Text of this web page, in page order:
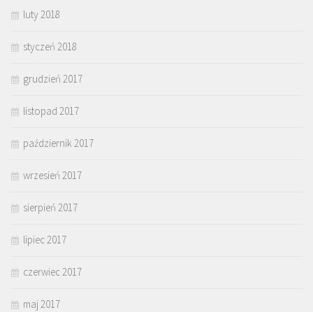
luty 2018
styczeń 2018
grudzień 2017
listopad 2017
październik 2017
wrzesień 2017
sierpień 2017
lipiec 2017
czerwiec 2017
maj 2017